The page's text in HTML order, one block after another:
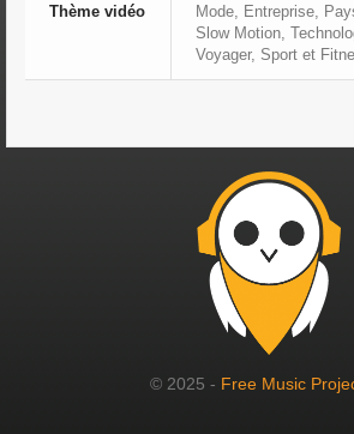
Thème vidéo
Mode, Entreprise,
Slow Motion,
Voyager, Sport et
© 2025 - Free Music